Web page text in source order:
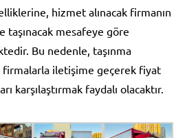
hizmet alınacak firmanın
mesafeye göre
Bu nedenle, taşınma
firmalarla iletişime geçerek fiyat
karşılaştırmak faydalı olacaktır.